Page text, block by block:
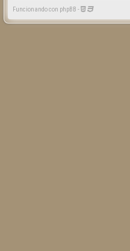
Funcionando con phpBB -